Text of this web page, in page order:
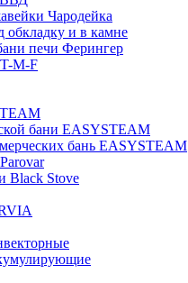
Чародейка
обкладку и в камне
печи Ферингер
M-F
бани EASYSTEAM
бань EASYSTEAM
Black Stove